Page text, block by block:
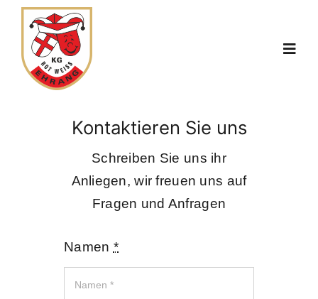
Zum
Inhalt
springen
Kalender
Kontaktieren Sie uns
Schreiben Sie uns ihr
Anliegen, wir freuen uns auf
Fragen und Anfragen
Namen *